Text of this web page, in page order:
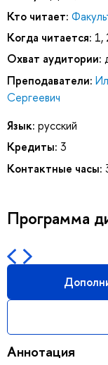
Кто читает:
Когда читается: 1,
Охват аудитории:
Преподаватели:
Сергеевич
Язык: русский
Кредиты: 3
Контактные часы:
Программа
Аннотация